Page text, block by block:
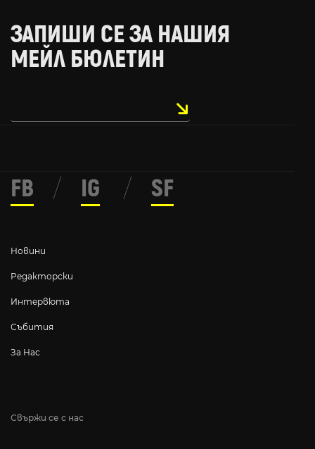
ЗАПИШИ СЕ ЗА НАШИЯ
МЕЙЛ БЮЛЕТИН
Свържи се с нас
Новини
Редакторски
Интервюта
Събития
За Нас
FB / IG / SF